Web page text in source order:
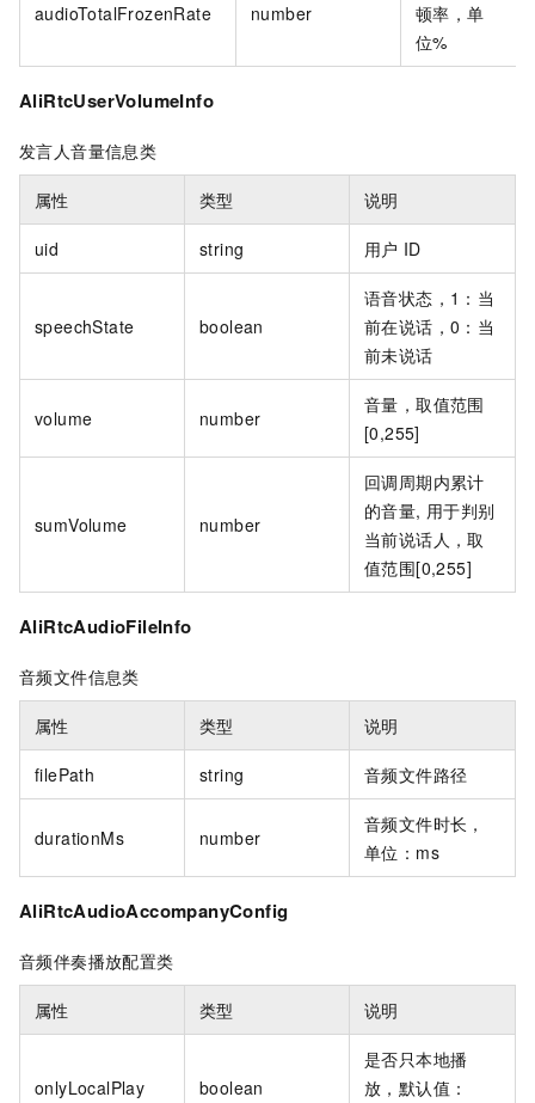
audioTotalFrozenRate number
顿率，单
位%
AliRtcUserVolumeInfo
发言人音量信息类
属性 类型 说明
uid string 用户 ID
speechState boolean
语音状态，1：当
前在说话，0：当
前未说话
volume number
音量，取值范围
[0,255]
sumVolume number
回调周期内累计
的音量, 用于判别
当前说话人，取
值范围[0,255]
AliRtcAudioFileInfo
音频文件信息类
属性 类型 说明
filePath string 音频文件路径
durationMs number
音频文件时长，
单位：ms
AliRtcAudioAccompanyConfig
音频伴奏播放配置类
属性 类型 说明
onlyLocalPlay boolean
是否只本地播
放，默认值：